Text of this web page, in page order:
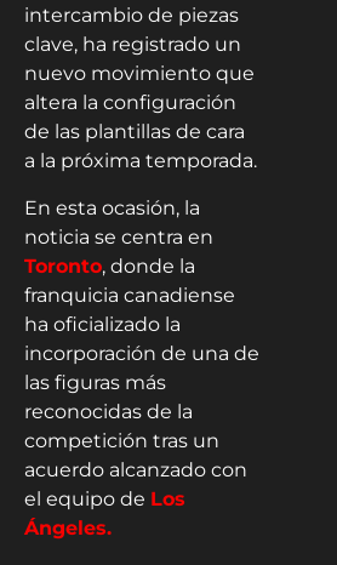
intercambio de piezas
clave, ha registrado un
nuevo movimiento que
altera la configuración
de las plantillas de cara
a la próxima temporada.
En esta ocasión, la
noticia se centra en
Toronto, donde la
franquicia canadiense
ha oficializado la
incorporación de una de
las figuras más
reconocidas de la
competición tras un
acuerdo alcanzado con
el equipo de Los
Ángeles.